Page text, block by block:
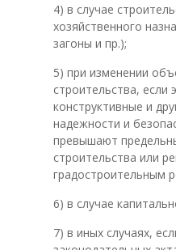
4) в случае
хозяйственного
загоны и пр.);
5) при изменении
строительства, если
конструктивные и
надежности и
превышают
строительства или
градостроительным
6) в случае
7) в иных случаях,